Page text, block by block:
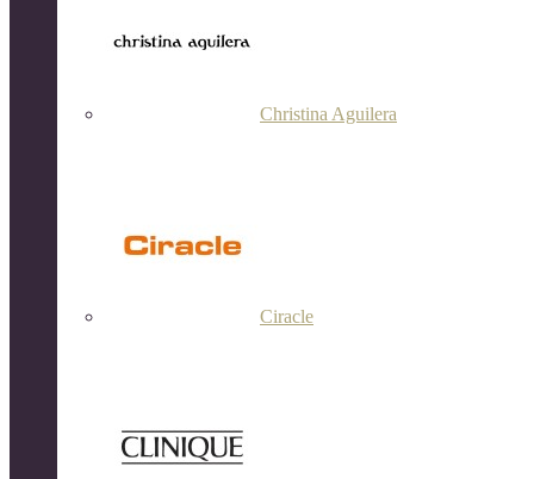
Christina Aguilera
Ciracle